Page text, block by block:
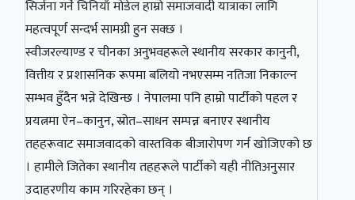
सिर्जना गर्ने चिनियाँ मोडेल हाम्रो समाजवादी यात्राका लागि
महत्वपूर्ण सन्दर्भ सामग्री हुन सक्छ ।
स्वीजरल्याण्ड र चीनका अनुभवहरूले स्थानीय सरकार कानुनी,
वित्तीय र प्रशासनिक रूपमा बलियो नभएसम्म नतिजा निकाल्न
सम्भव हुँदैन भन्ने देखिन्छ । नेपालमा पनि हाम्रो पार्टीको पहल र
प्रयत्नमा ऐन–कानुन, स्रोत–साधन सम्पन्न बनाएर स्थानीय
तहहरूवाट समाजवादको वास्तविक बीजारोपण गर्न खोजिएको छ
। हामीले जितेका स्थानीय तहहरूले पार्टीको यही नीतिअनुसार
उदाहरणीय काम गरिरहेका छन् ।